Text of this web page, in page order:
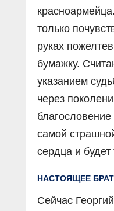
только
руках
бумажку.
указанием
через
самой
сердца и
НАСТОЯЩЕЕ
Сейчас